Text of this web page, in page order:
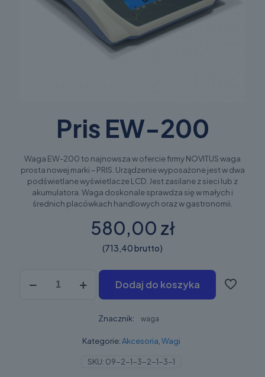
Pris EW-200
Waga EW-200 to najnowsza w ofercie firmy NOVITUS waga
prosta nowej marki – PRIS. Urządzenie wyposażone jest w dwa
podświetlane wyświetlacze LCD. Jest zasilane z sieci lub z
akumulatora. Waga doskonale sprawdza się w małych i
średnich placówkach handlowych oraz w gastronomii.
580,00 zł
(713,40 brutto)
Pris
Dodaj do koszyka
Znacznik: waga
Kategorie:Akcesoria,Wagi
SKU: 09-2-1-3-2-1-3-1